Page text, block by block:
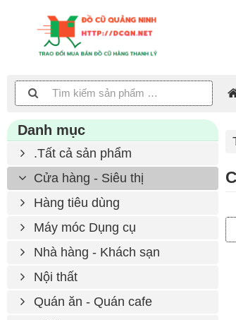
Danh mục
.Tất cả sản phẩm
Cửa hàng - Siêu thị
Hàng tiêu dùng
Máy móc Dụng cụ
Nhà hàng - Khách sạn
Nội thất
Quán ăn - Quán cafe